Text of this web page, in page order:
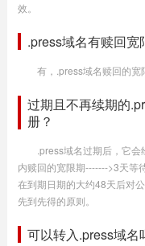
效。
.press域名有赎回宽
有，.press域名赎回的宽
过期且不再续期的
册？
.press域名过期后，它
内赎回的宽限期------->3天等
在到期日期的大约48天后对
先到先得的原则。
可以转入.press域名